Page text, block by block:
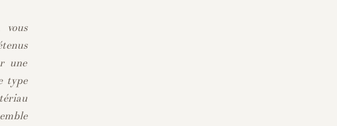
vous
une
type